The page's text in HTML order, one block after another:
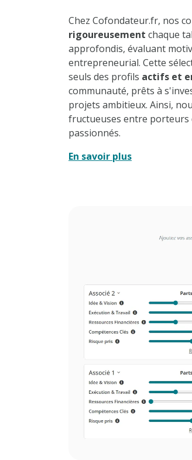
Chez Cofondateur.fr, nos
rigoureusement chaque
approfondis, évaluant
entrepreneurial. Cette
seuls des profils actifs et
communauté, prêts à
projets ambitieux. Ainsi,
fructueuses entre porteurs
passionnés.
En savoir plus